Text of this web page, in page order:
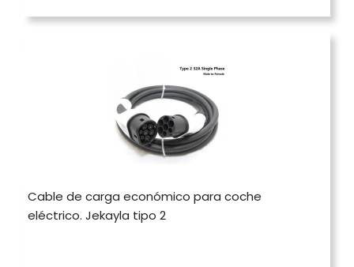
Cable de carga económico para coche
eléctrico. Jekayla tipo 2